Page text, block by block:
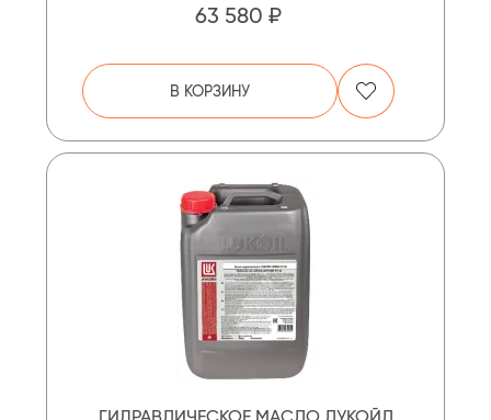
63 580 ₽
В КОРЗИНУ
ГИДРАВЛИЧЕСКОЕ МАСЛО ЛУКОЙЛ